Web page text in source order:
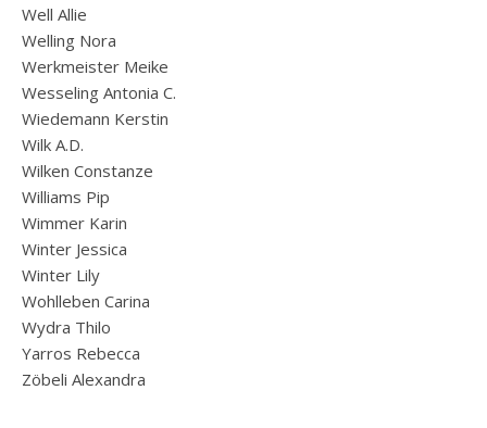
Well Allie
Welling Nora
Werkmeister Meike
Wesseling Antonia C.
Wiedemann Kerstin
Wilk A.D.
Wilken Constanze
Williams Pip
Wimmer Karin
Winter Jessica
Winter Lily
Wohlleben Carina
Wydra Thilo
Yarros Rebecca
Zöbeli Alexandra